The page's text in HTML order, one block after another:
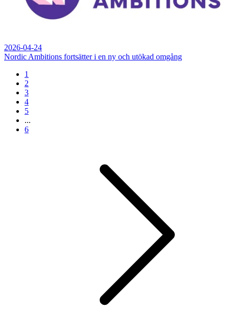
2026-04-24
Nordic Ambitions fortsätter i en ny och utökad omgång
1
2
3
4
5
...
6